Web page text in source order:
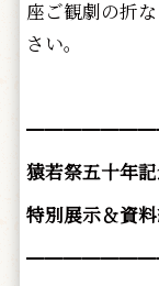
座ご観劇の折
さい。
猿若祭五十年
特別展示＆資